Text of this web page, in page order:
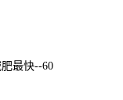
最快--60